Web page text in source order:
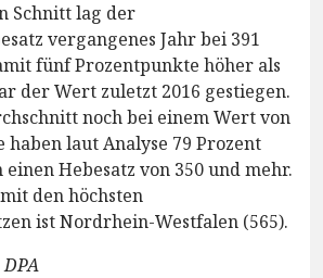
Schnitt lag der
vergangenes Jahr bei 391
fünf Prozentpunkte höher als
der Wert zuletzt 2016 gestiegen.
noch bei einem Wert von
laut Analyse 79 Prozent
Hebesatz von 350 und mehr.
den höchsten
ist Nordrhein-Westfalen (565).